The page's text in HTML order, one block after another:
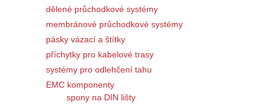
dělené průchodkové systémy
membránové průchodkové systémy
pásky vázací a štítky
příchytky pro kabelové trasy
systémy pro odlehčení tahu
EMC komponenty
spony na DIN lišty